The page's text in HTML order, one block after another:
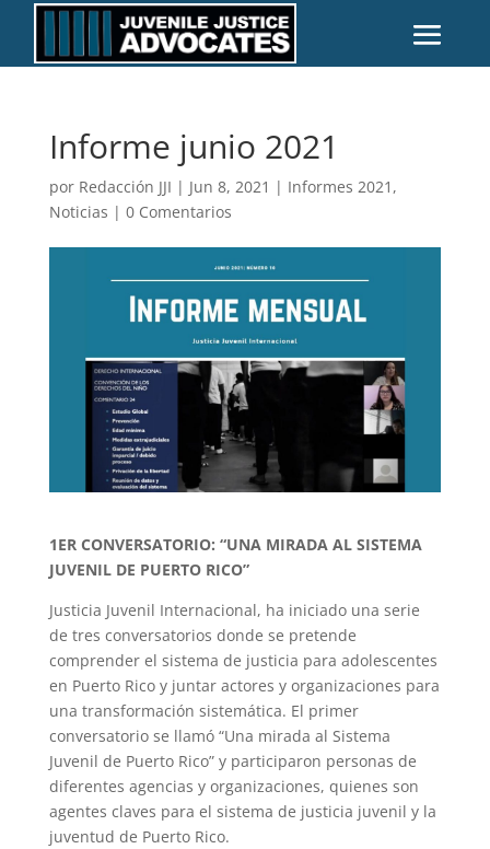
Informe junio 2021
por Redacción JJI | Jun 8, 2021 | Informes 2021 ,
Noticias | 0 Comentarios
1ER CONVERSATORIO: “UNA MIRADA AL SISTEMA
JUVENIL DE PUERTO RICO”
Justicia Juvenil Internacional, ha iniciado una serie
de tres conversatorios donde se pretende
comprender el sistema de justicia para adolescentes
en Puerto Rico y juntar actores y organizaciones para
una transformación sistemática. El primer
conversatorio se llamó “Una mirada al Sistema
Juvenil de Puerto Rico” y participaron personas de
diferentes agencias y organizaciones, quienes son
agentes claves para el sistema de justicia juvenil y la
juventud de Puerto Rico.